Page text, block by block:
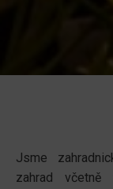
Jsme
zahrad včetně